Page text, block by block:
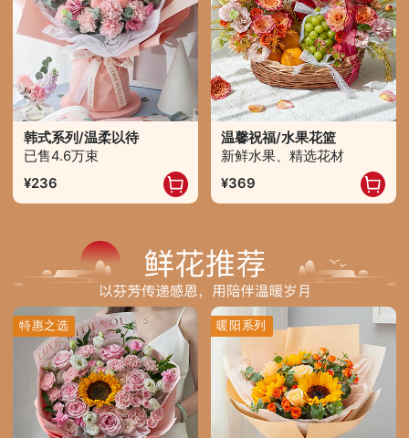
韩式系列/温柔以待
已售4.6万束
236
温馨祝福/水果花篮
新鲜水果、精选花材
369
特惠之选 暖阳系列